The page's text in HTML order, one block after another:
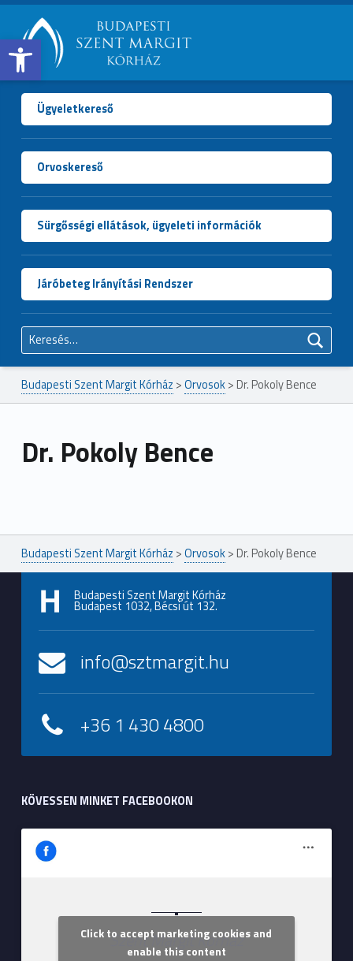
Open toolbar
BUDAPESTI
SZENT
MARGIT
KÓRHÁZ
Ügyeletkereső
Orvoskereső
Sürgősségi ellátások, ügyeleti információk
Járóbeteg Irányítási Rendszer
Keresés:
Budapesti Szent Margit Kórház >Orvosok> Dr. Pokoly Bence
Dr. Pokoly Bence
Budapesti Szent Margit Kórház >Orvosok> Dr. Pokoly Bence
Budapesti Szent Margit Kórház
Budapest 1032, Bécsi út 132.
info@sztmargit.hu
+36 1 430 4800
KÖVESSEN MINKET FACEBOOKON
Szent Margit Kórház
Click to accept marketing cookies and
enable this content